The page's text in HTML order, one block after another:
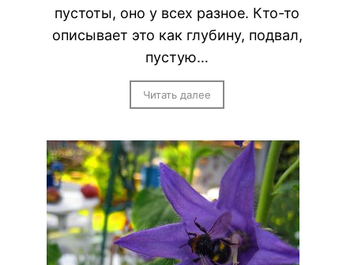
пустоты, оно у всех разное. Кто-то
описывает это как глубину, подвал,
пустую…
Читать далее